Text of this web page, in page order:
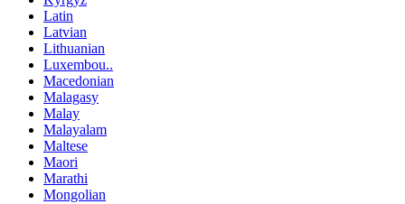
Latin
Latvian
Lithuanian
Luxembou..
Macedonian
Malagasy
Malay
Malayalam
Maltese
Maori
Marathi
Mongolian